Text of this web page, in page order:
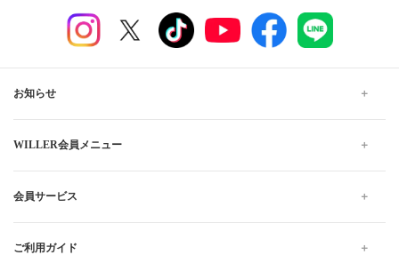
お知らせ
WILLER会員メニュー
会員サービス
ご利用ガイド